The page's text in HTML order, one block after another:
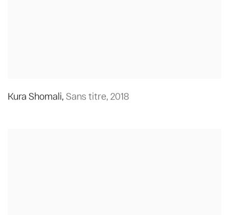
Kura Shomali, Sans titre, 2018